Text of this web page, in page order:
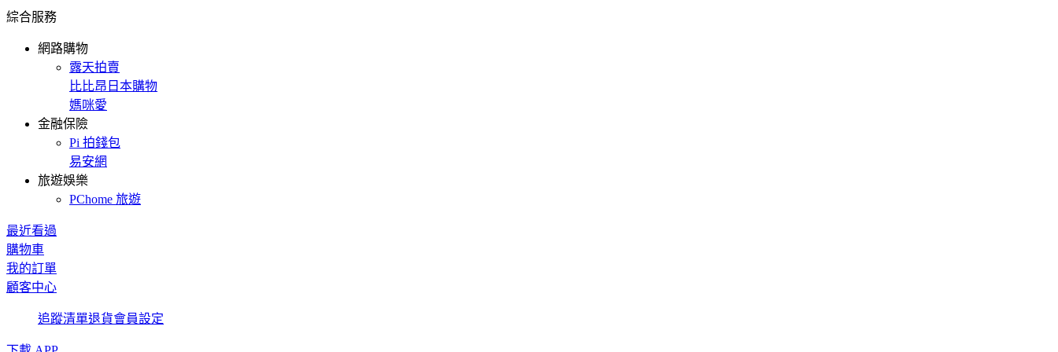
綜合服務
網路購物
露天拍賣
比比昂日本購物
媽咪愛
金融保險
Pi 拍錢包
易安網
旅遊娛樂
PChome 旅遊
最近看過
購物車
我的訂單
顧客中心
追蹤清單退貨會員設定